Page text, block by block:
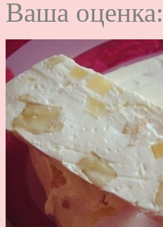
Ваша оценка: